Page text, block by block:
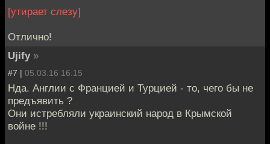
[утирает слезу]
Отлично!
Ujify »
#7 | 05.03.16 16:15
Нда. Англии с Францией и Турцией - то, чего бы не
предъявить ?
Они истребляли украинский народ в Крымской
войне !!!